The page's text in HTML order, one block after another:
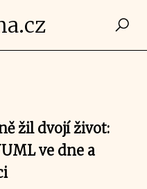
žil dvojí život:
ve dne a